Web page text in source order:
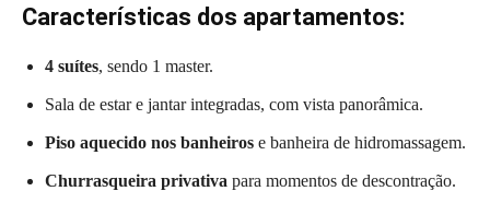
Características dos apartamentos:
4 suítes, sendo 1 master.
Sala de estar e jantar integradas, com vista panorâmica.
Piso aquecido nos banheiros e banheira de hidromassagem.
Churrasqueira privativa para momentos de descontração.